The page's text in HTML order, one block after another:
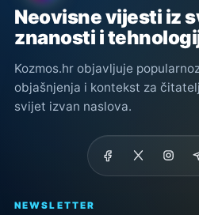
Neovisne vijesti iz
znanosti i
Kozmos.hr objavljuje
objašnjenja i kontekst za
svijet izvan naslova.
NEWSLETTER